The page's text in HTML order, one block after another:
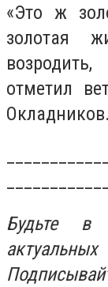
«Это ж
золотая
отметил
Окладников.
Будьте